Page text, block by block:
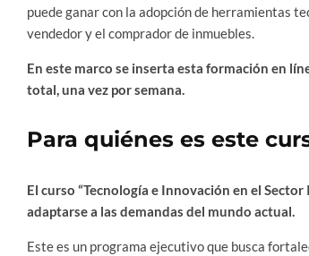
puede ganar con la adopción de herramientas
vendedor y el comprador de inmuebles.
En este marco se inserta esta formación en
total, una vez por semana.
Para quiénes es este
El curso “Tecnología e Innovación en el
adaptarse a las demandas del mundo actual.
Este es un programa ejecutivo que busca